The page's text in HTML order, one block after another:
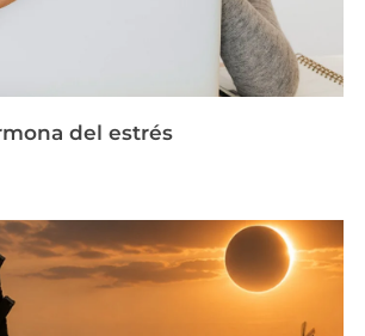
del estrés